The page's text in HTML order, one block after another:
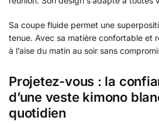
Sa coupe fluide permet une
tenue. Avec sa matière confortable et
à l’aise du matin au soir sans
Projetez-vous : la
d’une veste kimono
quotidien